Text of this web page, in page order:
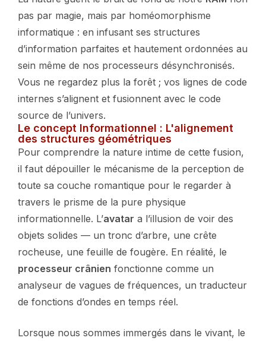
pas par magie, mais par homéomorphisme
informatique : en infusant ses structures
d’information parfaites et hautement ordonnées au
sein même de nos processeurs désynchronisés.
Vous ne regardez plus la forêt ; vos lignes de code
internes s’alignent et fusionnent avec le code
source de l’univers.
Le concept Informationnel : L'alignement
des structures géométriques
Pour comprendre la nature intime de cette fusion,
il faut dépouiller le mécanisme de la perception de
toute sa couche romantique pour le regarder à
travers le prisme de la pure physique
informationnelle. L’avatar a l’illusion de voir des
objets solides — un tronc d’arbre, une crête
rocheuse, une feuille de fougère. En réalité, le
processeur crânien fonctionne comme un
analyseur de vagues de fréquences, un traducteur
de fonctions d’ondes en temps réel.
Lorsque nous sommes immergés dans le vivant, le